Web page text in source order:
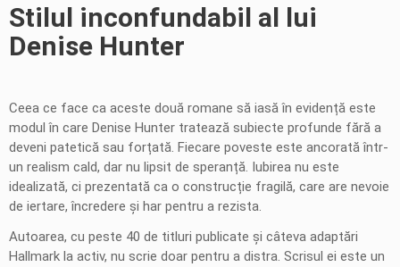
Stilul inconfundabil al lui
Denise Hunter
Ceea ce face ca aceste două romane să iasă în evidență este
modul în care Denise Hunter tratează subiecte profunde fără a
deveni patetică sau forțată. Fiecare poveste este ancorată într-
un realism cald, dar nu lipsit de speranță. Iubirea nu este
idealizată, ci prezentată ca o construcție fragilă, care are nevoie
de iertare, încredere și har pentru a rezista.
Autoarea, cu peste 40 de titluri publicate și câteva adaptări
Hallmark la activ, nu scrie doar pentru a distra. Scrisul ei este un